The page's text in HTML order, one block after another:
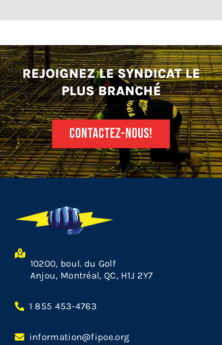
REJOIGNEZ LE SYNDICAT LE
PLUS BRANCHÉ
CONTACTEZ-NOUS!
10200, boul. du Golf
Anjou, Montréal, QC, H1J 2Y7
1 855 453-4763
information@fipoe.org